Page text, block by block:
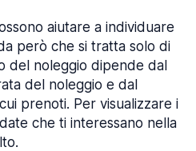
aiutare a individuare
però che si tratta solo di
del noleggio dipende dal
del noleggio e dal
prenoti. Per visualizzare i
che ti interessano nella